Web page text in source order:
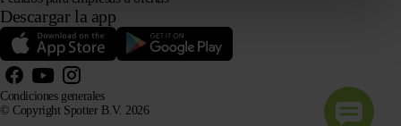
Descargar la app
© Copyright Spotter B.V. 2026
Condiciones generales